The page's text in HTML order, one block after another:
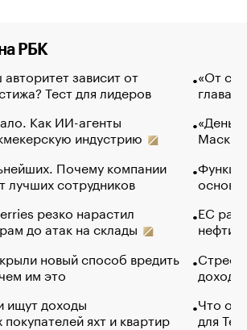
РБК
зависит от
Тест для лидеров
Как ИИ-агенты
индустрию
Почему компании
лучших сотрудников
резко нарастил
до атак на склады
новый способ вредить
им это
ищут доходы
яхт и квартир
«От
глава
Маск в
основ
ЕС
нефти
Что
для